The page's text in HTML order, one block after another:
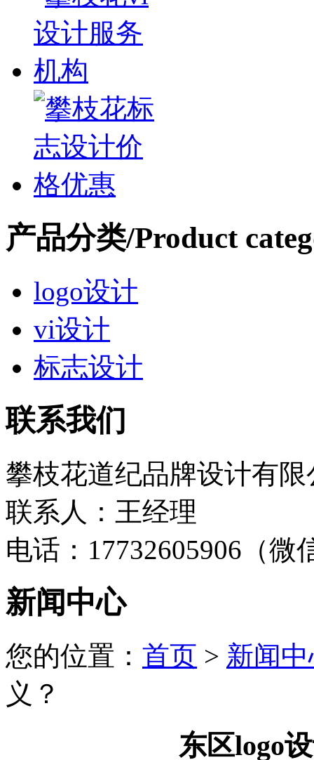
产品分类/Product
logo设计
vi设计
标志设计
联系我们
攀枝花道纪品牌设计有限
联系人：王经理
电话：17732605906（微
新闻中心
您的位置： 首页 > 新闻
义？
东区logo